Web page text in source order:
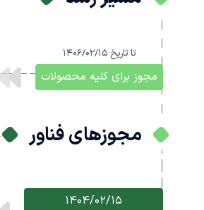
تا تاریخ
مجوز برای کلیه محصولات
مجوزهای فناور
1404/02/15